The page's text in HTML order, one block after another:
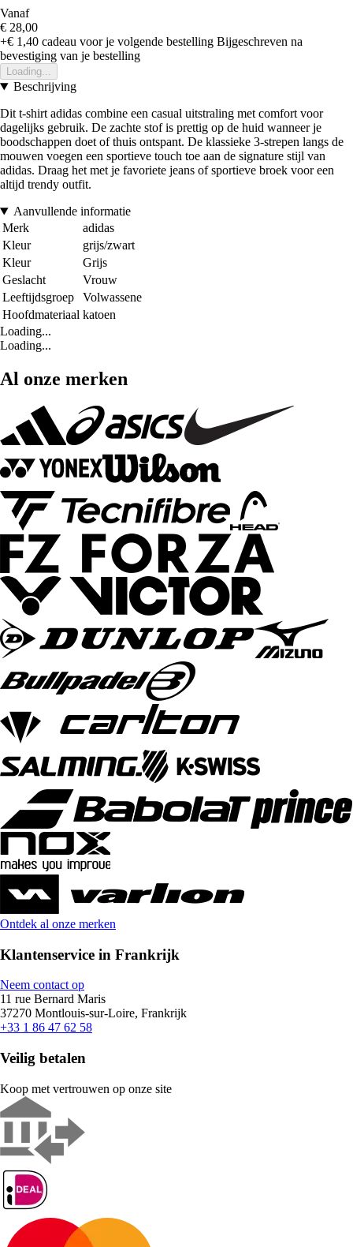
Vanaf
€ 28,00
+€ 1,40 cadeau voor je volgende bestelling Bijgeschreven na
bevestiging van je bestelling
Loading...
Beschrijving
Dit t-shirt adidas combine een casual uitstraling met comfort voor
dagelijks gebruik. De zachte stof is prettig op de huid wanneer je
boodschappen doet of thuis ontspant. De klassieke 3-strepen langs de
mouwen voegen een sportieve touch toe aan de signature stijl van
adidas. Draag het met je favoriete jeans of sportieve broek voor een
altijd trendy outfit.
Aanvullende informatie
Merk
adidas
Kleur
grijs/zwart
Kleur
Grijs
Geslacht
Vrouw
Leeftijdsgroep
Volwassene
Hoofdmateriaal katoen
Loading...
Loading...
Al onze merken
Ontdek al onze merken
Klantenservice in Frankrijk
Neem contact op
11 rue Bernard Maris
37270 Montlouis-sur-Loire, Frankrijk
+33 1 86 47 62 58
Veilig betalen
Koop met vertrouwen op onze site